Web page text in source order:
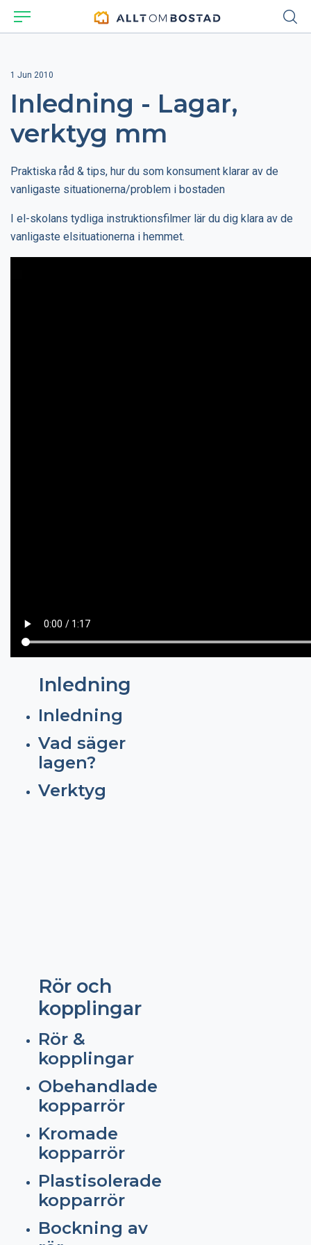
1 Jun 2010
Inledning - Lagar,
verktyg mm
Praktiska råd & tips, hur du som konsument klarar av de
vanligaste situationerna/problem i bostaden
I el-skolans tydliga instruktionsfilmer lär du dig klara av de
vanligaste elsituationerna i hemmet.
Inledning
Inledning
Vad säger
lagen?
Verktyg
Rör och
kopplingar
Rör &
kopplingar
Obehandlade
kopparrör
Kromade
kopparrör
Plastisolerade
kopparrör
Bockning av